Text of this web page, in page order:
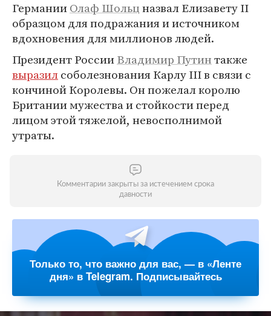
ГерманииОлаф Шольцназвал Елизавету II
образцом для подражания и источником
вдохновения для миллионов людей.
Президент РоссииВладимир Путинтакже
выразилсоболезнования Карлу III в связи с
кончиной Королевы. Он пожелал королю
Британии мужества и стойкости перед
лицом этой тяжелой, невосполнимой
утраты.
Комментарии закрыты за истечением срока
давности
Только то, что важно для вас, — в «Ленте
дня» в Telegram. Подписывайтесь